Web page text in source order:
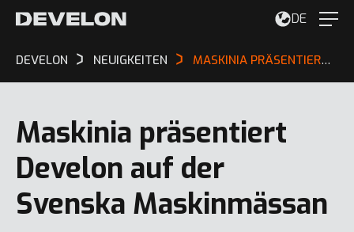
DE
DEVELON NEUIGKEITEN MASKINIA PRÄSENTIERT DEVELON AUF DER SVENSKA MASKINMÄSSAN
Maskinia präsentiert
Develon auf der
Svenska Maskinmässan